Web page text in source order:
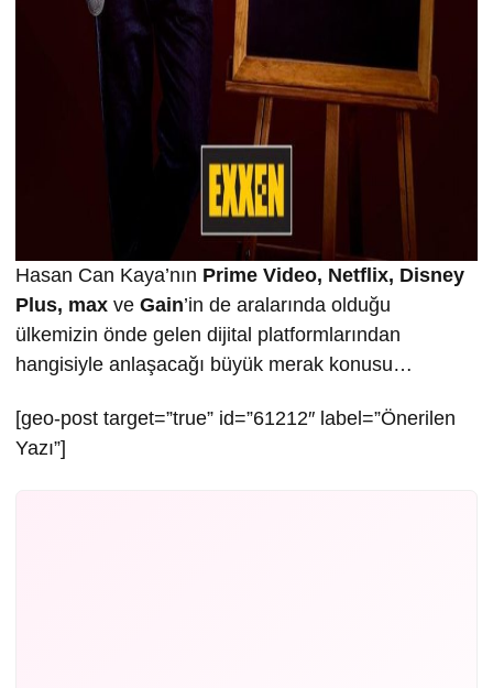
Hasan Can Kaya’nın Prime Video, Netflix, Disney
Plus, max ve Gain’in de aralarında olduğu
ülkemizin önde gelen dijital platformlarından
hangisiyle anlaşacağı büyük merak konusu…
[geo-post target=”true” id=”61212″ label=”Önerilen
Yazı”]